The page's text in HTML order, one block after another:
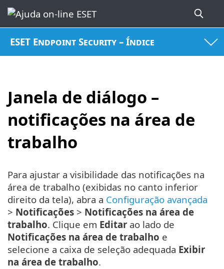
ESET Endpoint Security – Índice
Janela de diálogo –
notificações na área de
trabalho
Para ajustar a visibilidade das notificações na
área de trabalho (exibidas no canto inferior
direito da tela), abra a Configuração avançada
> Notificações > Notificações na área de
trabalho. Clique em Editar ao lado de
Notificações na área de trabalho e
selecione a caixa de seleção adequada Exibir
na área de trabalho.